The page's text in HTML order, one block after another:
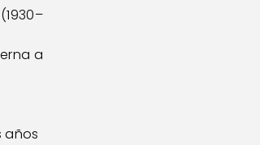
a
años